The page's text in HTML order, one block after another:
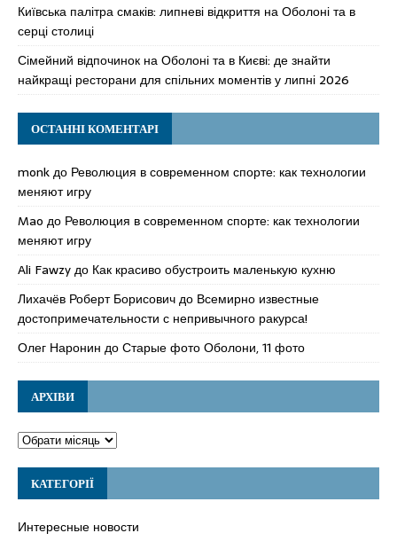
Київська палітра смаків: липневі відкриття на Оболоні та в
серці столиці
Сімейний відпочинок на Оболоні та в Києві: де знайти
найкращі ресторани для спільних моментів у липні 2026
ОСТАННІ КОМЕНТАРІ
monkдо Революция в современном спорте: как технологии
меняют игру
Mao до Революция в современном спорте: как технологии
меняют игру
Ali Fawzyдо Как красиво обустроить маленькую кухню
Лихачёв Роберт Борисовичдо Всемирно известные
достопримечательности с непривычного ракурса!
Олег Наронин доСтарые фото Оболони, 11 фото
АРХІВИ
КАТЕГОРІЇ
Интересные новости